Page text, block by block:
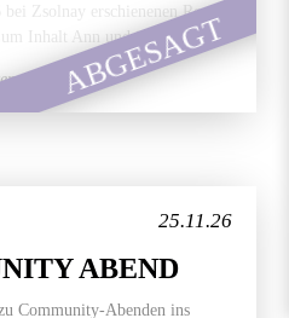
ABGESAGT
Zsolnay erschienenen Roman
Inhalt Ann und ihr...
25.11.26
ABEND
Community-Abenden ins